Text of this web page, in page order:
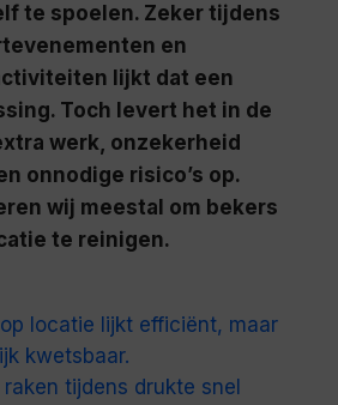
te spoelen. Zeker tijdens
en
lijkt dat een
Toch levert het in de
werk, onzekerheid
onnodige risico’s op.
wij meestal om bekers
te reinigen.
locatie lijkt efficiënt, maar
kwetsbaar.
tijdens drukte snel